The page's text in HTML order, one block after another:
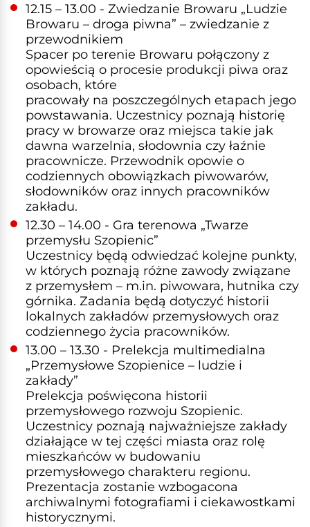
12.15 – 13.00 - Zwiedzanie Browaru „Ludzie
Browaru – droga piwna” – zwiedzanie z
przewodnikiem
Spacer po terenie Browaru połączony z
opowieścią o procesie produkcji piwa oraz
osobach, które
pracowały na poszczególnych etapach jego
powstawania. Uczestnicy poznają historię
pracy w browarze oraz miejsca takie jak
dawna warzelnia, słodownia czy łaźnie
pracownicze. Przewodnik opowie o
codziennych obowiązkach piwowarów,
słodowników oraz innych pracowników
zakładu.
12.30 – 14.00 - Gra terenowa „Twarze
przemysłu Szopienic”
Uczestnicy będą odwiedzać kolejne punkty,
w których poznają różne zawody związane
z przemysłem – m.in. piwowara, hutnika czy
górnika. Zadania będą dotyczyć historii
lokalnych zakładów przemysłowych oraz
codziennego życia pracowników.
13.00 – 13.30 - Prelekcja multimedialna
„Przemysłowe Szopienice – ludzie i
zakłady”
Prelekcja poświęcona historii
przemysłowego rozwoju Szopienic.
Uczestnicy poznają najważniejsze zakłady
działające w tej części miasta oraz rolę
mieszkańców w budowaniu
przemysłowego charakteru regionu.
Prezentacja zostanie wzbogacona
archiwalnymi fotografiami i ciekawostkami
historycznymi.